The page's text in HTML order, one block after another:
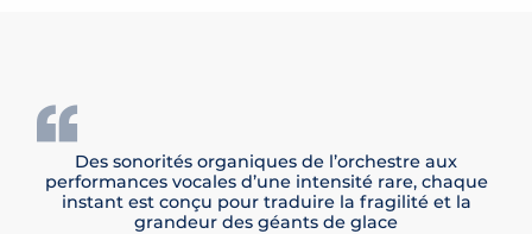
Des sonorités organiques de l’orchestre aux
performances vocales d’une intensité rare, chaque
instant est conçu pour traduire la fragilité et la
grandeur des géants de glace